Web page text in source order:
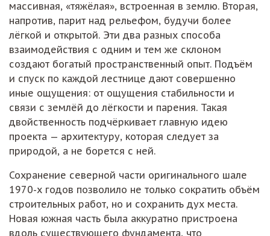
массивная, «тяжёлая», встроенная в землю. Вторая,
напротив, парит над рельефом, будучи более
лёгкой и открытой. Эти два разных способа
взаимодействия с одним и тем же склоном
создают богатый пространственный опыт. Подъём
и спуск по каждой лестнице дают совершенно
иные ощущения: от ощущения стабильности и
связи с землёй до лёгкости и парения. Такая
двойственность подчёркивает главную идею
проекта — архитектуру, которая следует за
природой, а не борется с ней.
Сохранение северной части оригинального шале
1970-х годов позволило не только сократить объём
строительных работ, но и сохранить дух места.
Новая южная часть была аккуратно пристроена
вдоль существующего фундамента, что